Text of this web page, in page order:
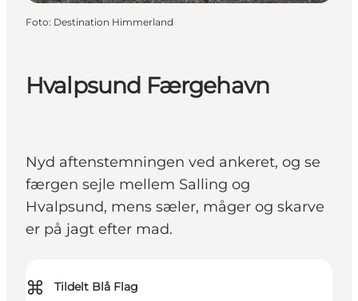
Hvalpsund Færgehavn
Nyd aftenstemningen ved ankeret, og se
færgen sejle mellem Salling og
Hvalpsund, mens sæler, måger og skarve
er på jagt efter mad.
⌘ Tildelt Blå Flag
Foto: Destination Himmerland